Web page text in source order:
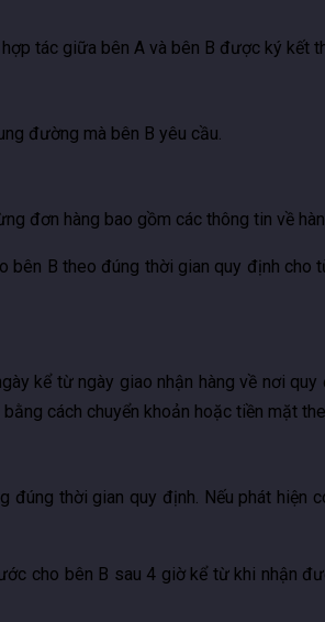
tác giữa bên A và bên B được ký kết
đường mà bên B yêu cầu.
đơn hàng bao gồm các thông tin về
B theo đúng thời gian quy định cho
kể từ ngày giao nhận hàng về nơi
cách chuyển khoản hoặc tiền mặt
thời gian quy định. Nếu phát hiện
cho bên B sau 4 giờ kể từ khi nhận